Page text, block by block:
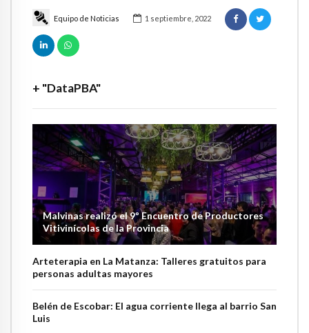
Equipo de Noticias 1 septiembre, 2022
+ "DataPBA"
Malvinas realizó el 9º Encuentro de Productores
Vitivinícolas de la Provincia
Arteterapia en La Matanza: Talleres gratuitos para
personas adultas mayores
Belén de Escobar: El agua corriente llega al barrio San
Luis